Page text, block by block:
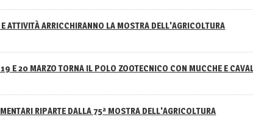
ATTIVITÀ ARRICCHIRANNO LA MOSTRA DELL'AGRICOLTURA
E 20 MARZO TORNA IL POLO ZOOTECNICO CON MUCCHE E
RIPARTE DALLA 75ª MOSTRA DELL'AGRICOLTURA